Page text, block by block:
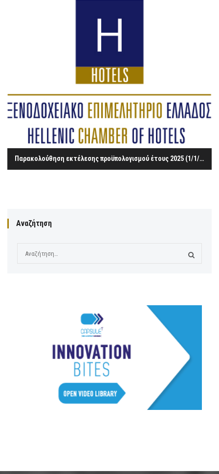
Παρακολούθηση εκτέλεσης προϋπολογισμού έτους 2025 (1/1/2025 – 31/7/2025)
Αναζήτηση